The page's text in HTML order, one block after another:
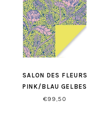
SALON DES FLEURS
PINK/BLAU GELBES
GESCHENKPAPIER
€99,50